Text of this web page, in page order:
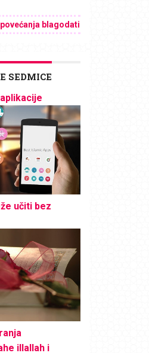
blagodati
SEDMICE
učiti bez
illallah i